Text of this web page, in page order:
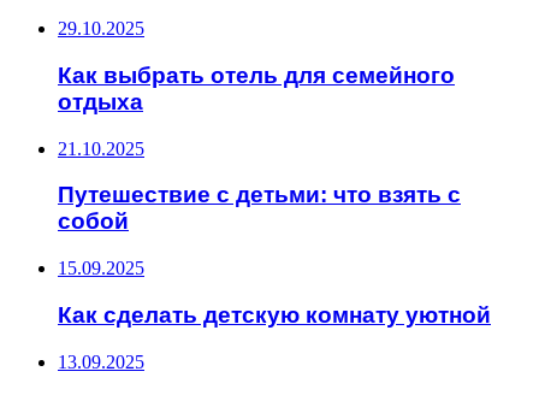
29.10.2025
Как выбрать отель для семейного
отдыха
21.10.2025
Путешествие с детьми: что взять с
собой
15.09.2025
Как сделать детскую комнату уютной
13.09.2025